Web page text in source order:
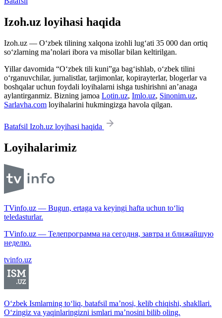
Izoh.uz loyihasi haqida
Izoh.uz — O‘zbek tilining xalqona izohli lug‘ati 35 000 dan ortiq
so‘zlarning ma’nolari ibora va misollar bilan keltirilgan.
Yillar davomida “O‘zbek tili kuni”ga bag‘ishlab, o‘zbek tilini
o‘rganuvchilar, jurnalistlar, tarjimonlar, kopirayterlar, blogerlar va
boshqalar uchun foydali loyihalarni ishga tushirishni an’anaga
aylantirganmiz. Bizning jamoa Lotin.uz, Imlo.uz, Sinonim.uz,
Sarlavha.com loyihalarini hukmingizga havola qilgan.
Batafsil Izoh.uz loyihasi haqida
Loyihalarimiz
TVinfo.uz — Bugun, ertaga va keyingi hafta uchun to‘liq
teledasturlar.
TVinfo.uz — Телепрограмма на сегодня, завтра и ближайшую
неделю.
tvinfo.uz
O‘zbek Ismlarning to‘liq, batafsil ma’nosi, kelib chiqishi, shakllari.
O‘zingiz va yaqinlaringizni ismlari ma’nosini bilib oling.